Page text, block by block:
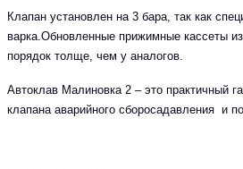
Клапан установлен на 3 бара, так как
варка.Обновленные прижимные кассеты
порядок толще, чем у аналогов.
Автоклав Малиновка 2 – это практичный
клапана аварийного сборосадавления и